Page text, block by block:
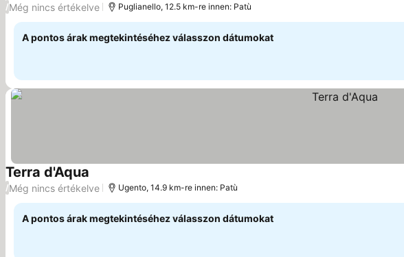
/Még nincs értékelve Puglianello, 12.5 km-re innen: Patù
A pontos árak megtekintéséhez válasszon dátumokat
Terra d'Aqua Árak megjelenítése
/Még nincs értékelve Ugento, 14.9 km-re innen: Patù
A pontos árak megtekintéséhez válasszon dátumokat